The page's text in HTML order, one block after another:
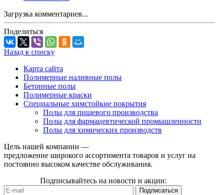
Загрузка комментариев...
Поделиться
Назад к списку
Карта сайта
Полимерные наливные полы
Бетонные полы
Полимерные краски
Специальные химстойкие покрытия
Полы для пищевого производства
Полы для фармацевтической промышленности
Полы для химических производств
Цель нашей компании —
предложение широкого ассортимента товаров и услуг на
постоянно высоком качестве обслуживания.
Подписывайтесь на новости и акции: